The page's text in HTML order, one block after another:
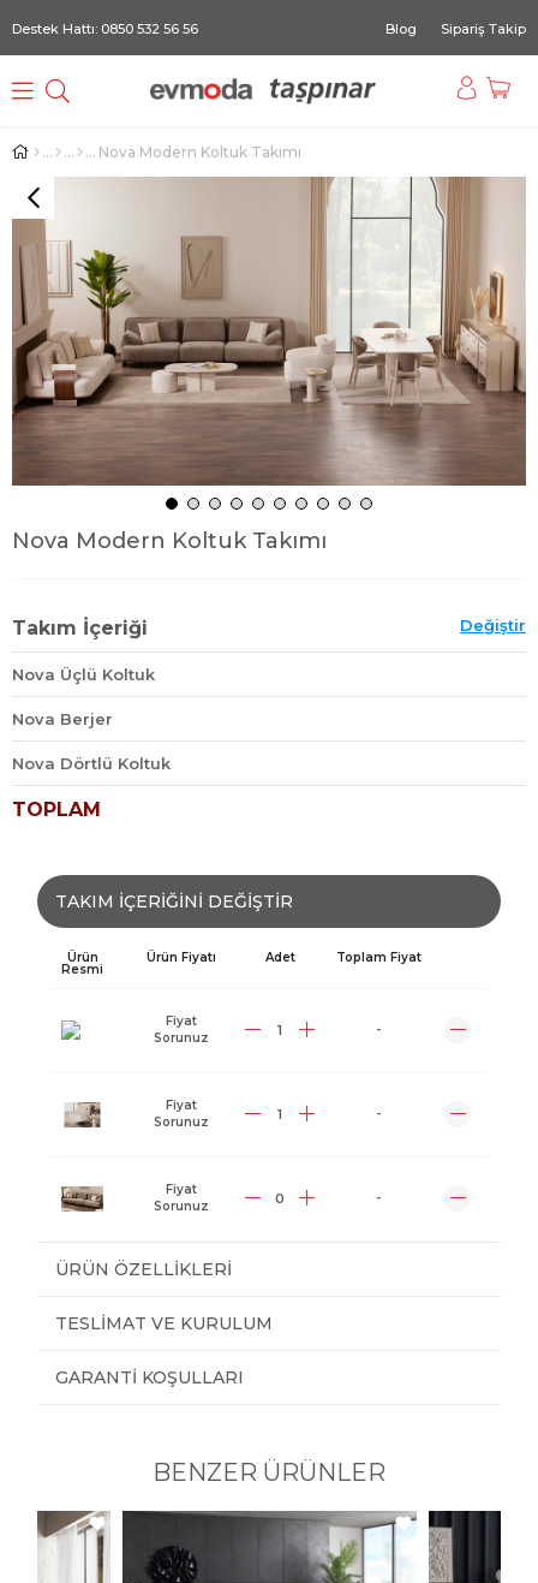
Destek Hattı: 0850 532 56 56 Blog Sipariş Takip
Nova Modern Koltuk Takımı
Nova Modern Koltuk Takımı
Takım İçeriği Değiştir
Nova Üçlü Koltuk
Nova Berjer
Nova Dörtlü Koltuk
TOPLAM
TAKIM İÇERİĞİNİ DEĞİŞTİR
Ürün
Resmi
Ürün Fiyatı Adet Toplam Fiyat
Fiyat
Sorunuz
-
Fiyat
Sorunuz
-
Fiyat
Sorunuz
-
ÜRÜN ÖZELLIKLERI
TESLIMAT VE KURULUM
GARANTI KOŞULLARI
BENZER ÜRÜNLER